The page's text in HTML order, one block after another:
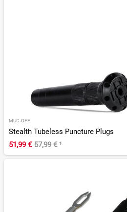
MUC-OFF
Stealth Tubeless Puncture Plugs
51,99 € 57,99 €¹